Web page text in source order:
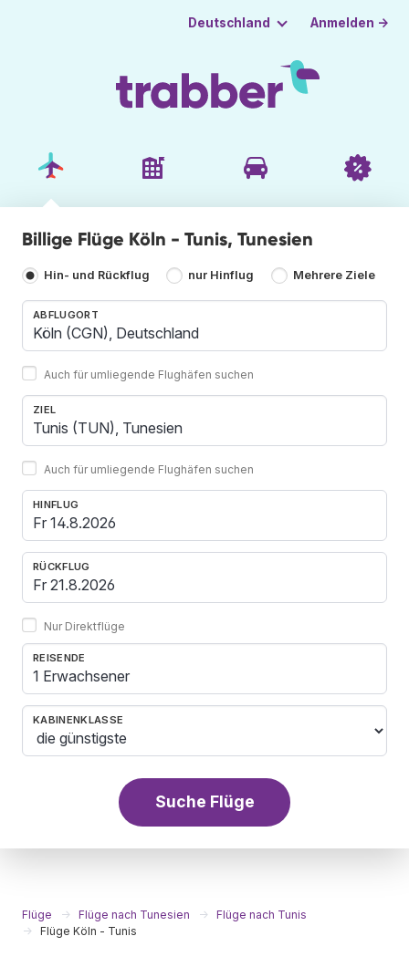
Deutschland Anmelden →
Billige Flüge Köln - Tunis, Tunesien
Hin- und Rückflug nur Hinflug Mehrere Ziele
ABFLUGORT
Auch für umliegende Flughäfen suchen
ZIEL
Auch für umliegende Flughäfen suchen
HINFLUG
RÜCKFLUG
Nur Direktflüge
REISENDE
1 Erwachsener
KABINENKLASSE
Suche Flüge
Flüge Flüge nach Tunesien
Flüge nach Tunis
Flüge Köln - Tunis